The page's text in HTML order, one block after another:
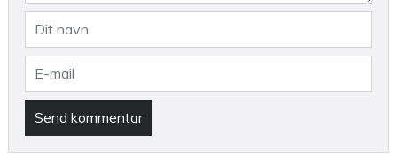
Send kommentar